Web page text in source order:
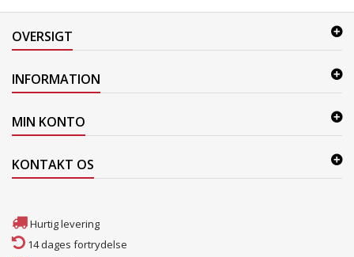
OVERSIGT
INFORMATION
MIN KONTO
KONTAKT OS
Hurtig levering
14 dages fortrydelse